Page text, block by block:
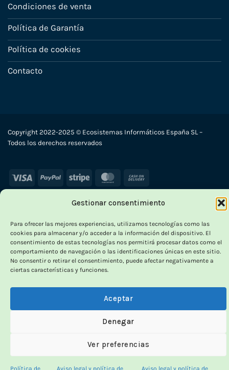
Gestionar consentimiento
Para ofrecer las mejores experiencias, utilizamos tecnologías como las
cookies para almacenar y/o acceder a la información del dispositivo. El
consentimiento de estas tecnologías nos permitirá procesar datos como el
comportamiento de navegación o las identificaciones únicas en este sitio.
No consentir o retirar el consentimiento, puede afectar negativamente a
ciertas características y funciones.
Aceptar
Denegar
Ver preferencias
Política de Aviso legal y política de Aviso legal y política de
Condiciones de venta
Política de Garantía
Política de cookies
Contacto
Copyright 2022-2025 © Ecosistemas Informáticos España SL –
Todos los derechos reservados
Visa PayPal Stripe MasterCard
On
Delivery
×
OUTLET VORPC
Calidad probada,
precios imbatibles
100% funcionalesy con
bajo!